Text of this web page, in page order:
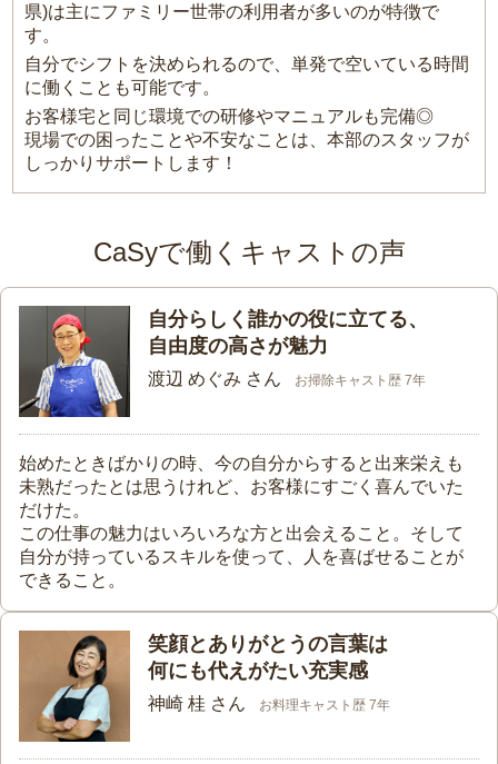
県)は主にファミリー世帯の利用者が多いのが特徴で
す。
自分でシフトを決められるので、単発で空いている時間
に働くことも可能です。
お客様宅と同じ環境での研修やマニュアルも完備◎
現場での困ったことや不安なことは、本部のスタッフが
しっかりサポートします！
CaSyで働くキャストの声
自分らしく誰かの役に立てる、
自由度の高さが魅力
渡辺 めぐみ さん お掃除キャスト歴 7年
始めたときばかりの時、今の自分からすると出来栄えも
未熟だったとは思うけれど、お客様にすごく喜んでいた
だけた。
この仕事の魅力はいろいろな方と出会えること。そして
自分が持っているスキルを使って、人を喜ばせることが
できること。
笑顔とありがとうの言葉は
何にも代えがたい充実感
神崎 桂 さん お料理キャスト歴 7年